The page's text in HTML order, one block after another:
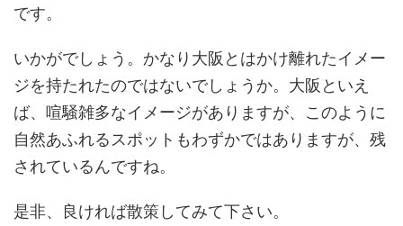
です。
いかがでしょう。かなり大阪とはかけ離れたイメー
ジを持たれたのではないでしょうか。大阪といえ
ば、喧騒雑多なイメージがありますが、このように
自然あふれるスポットもわずかではありますが、残
されているんですね。
是非、良ければ散策してみて下さい。